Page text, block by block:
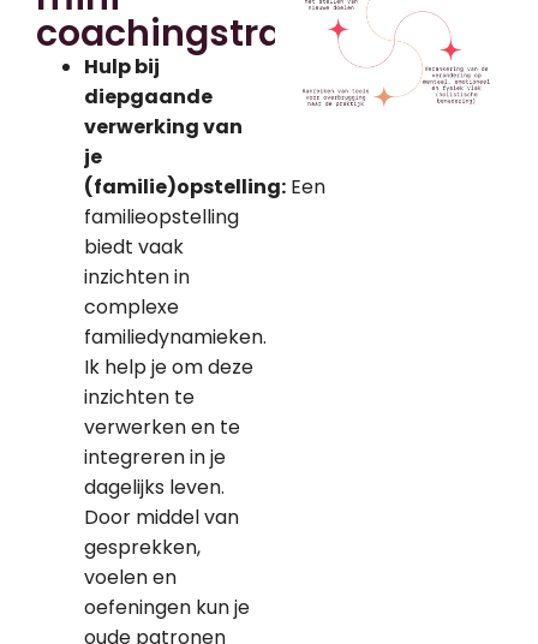
coachingstraject
Hulp bij
diepgaande
verwerking van
je
(familie)opstelling: Een
familieopstelling
biedt vaak
inzichten in
complexe
familiedynamieken.
Ik help je om deze
inzichten te
verwerken en te
integreren in je
dagelijks leven.
Door middel van
gesprekken,
voelen en
oefeningen kun je
oude patronen